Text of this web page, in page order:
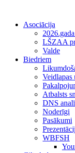
Asociācija
LŠZAA
Valde
Biedriem
Veidlapas
Atbalsts
DNS
Noderīgi
Pasākumi
WBFSH